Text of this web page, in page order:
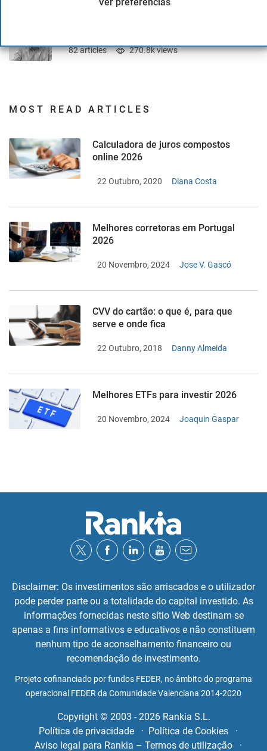
82 articles 270.8k views
MOST READ ARTICLES
Calculadora de juros compostos
online 2026
22 Outubro, 2020 Diana Costa
Melhores corretoras em Portugal
2026
20 Novembro, 2024 Jose V. Gascó
CVV do cartão: o que é, para que
serve e onde fica
22 Outubro, 2018 Danny Almeida
Melhores ETFs para investir 2026
20 Novembro, 2024 Joaquin Gaspar
Disclaimer: Os investimentos são arriscados e o utilizador
pode perder parte ou a totalidade do capital investido. As
informações fornecidas neste sítio Web destinam-se
apenas a fins informativos e educativos e não constituem
nenhum tipo de aconselhamento financeiro ou
recomendação de investimento.
Projeto cofinanciado por fundos FEDER, no âmbito do programa
operacional FEDER da Comunidade Valenciana 2014-2020
Copyright © 2003 - 2026 Rankia S.L.
Política de privacidade
Política de Cookies
Aviso legal para Rankia – Termos de utilização